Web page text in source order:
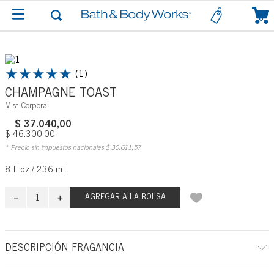
0
★★★★★ (1 )
CHAMPAGNE TOAST
Mist Corporal
$ 37.040,00
$ 46.300,00
* Precio sin impuestos nacionales $ 30. 611 57
8 fl oz / 236 mL
＋
－ AGREGAR A LA BOLSA
DESCRIPCIÓN FRAGANCIA